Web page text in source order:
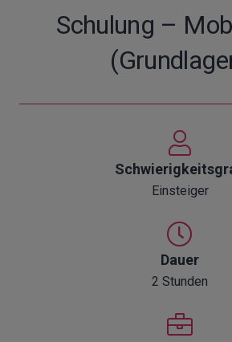
Schulung –
Einsteiger
Dauer
2 Stunden